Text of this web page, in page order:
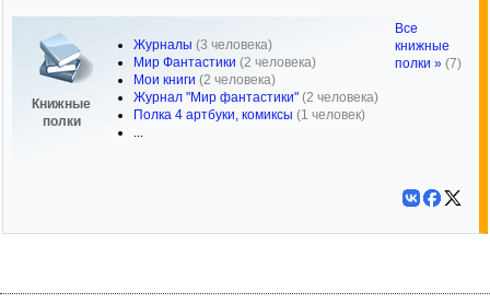
Книжные
полки
Журналы (3 человека)
Мир Фантастики (2 человека)
Мои книги (2 человека)
Журнал "Мир фантастики" (2 человека)
Полка 4 артбуки, комиксы (1 человек)
...
Все
книжные
полки » (7)